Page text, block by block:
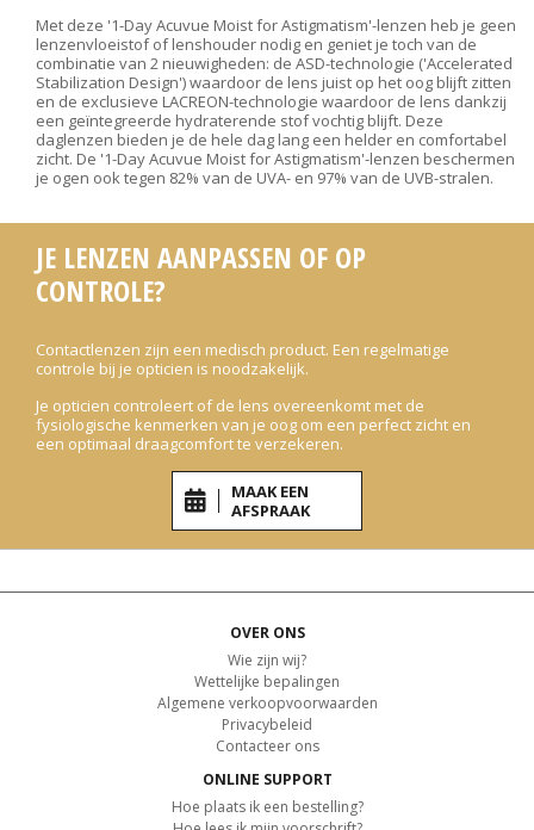
Met deze '1-Day Acuvue Moist for Astigmatism'-lenzen heb je geen
lenzenvloeistof of lenshouder nodig en geniet je toch van de
combinatie van 2 nieuwigheden: de ASD-technologie ('Accelerated
Stabilization Design') waardoor de lens juist op het oog blijft zitten
en de exclusieve LACREON-technologie waardoor de lens dankzij
een geïntegreerde hydraterende stof vochtig blijft. Deze
daglenzen bieden je de hele dag lang een helder en comfortabel
zicht. De '1-Day Acuvue Moist for Astigmatism'-lenzen beschermen
je ogen ook tegen 82% van de UVA- en 97% van de UVB-stralen.
JE LENZEN AANPASSEN OF OP
CONTROLE?
Contactlenzen zijn een medisch product. Een regelmatige
controle bij je opticien is noodzakelijk.
Je opticien controleert of de lens overeenkomt met de
fysiologische kenmerken van je oog om een perfect zicht en
een optimaal draagcomfort te verzekeren.
MAAK EEN
AFSPRAAK
OVER ONS
Wie zijn wij?
Wettelijke bepalingen
Algemene verkoopvoorwaarden
Privacybeleid
Contacteer ons
ONLINE SUPPORT
Hoe plaats ik een bestelling?